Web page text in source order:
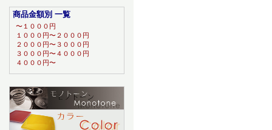
商品金額別 一覧
〜１０００円
１０００円〜２０００円
２０００円〜３０００円
３０００円〜４０００円
４０００円〜